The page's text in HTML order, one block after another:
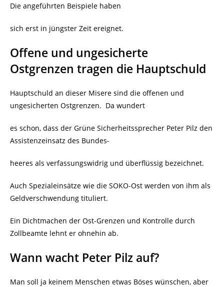
Die angeführten Beispiele haben
sich erst in jüngster Zeit ereignet.
Offene und ungesicherte
Ostgrenzen tragen die Hauptschuld
Hauptschuld an dieser Misere sind die offenen und
ungesicherten Ostgrenzen. Da wundert
es schon, dass der Grüne Sicherheitssprecher Peter Pilz den
Assistenzeinsatz des Bundes-
heeres als verfassungswidrig und überflüssig bezeichnet.
Auch Spezialeinsätze wie die SOKO-Ost werden von ihm als
Geldverschwendung tituliert.
Ein Dichtmachen der Ost-Grenzen und Kontrolle durch
Zollbeamte lehnt er ohnehin ab.
Wann wacht Peter Pilz auf?
Man soll ja keinem Menschen etwas Böses wünschen, aber